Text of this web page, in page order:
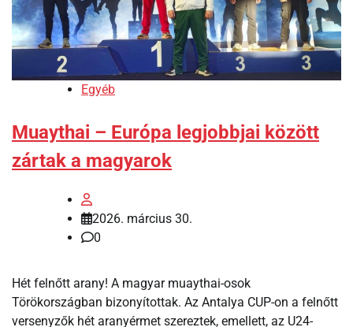
Egyéb
Muaythai – Európa legjobbjai között
zártak a magyarok
2026. március 30.
0
Hét felnőtt arany! A magyar muaythai-osok
Törökországban bizonyítottak. Az Antalya CUP-on a felnőtt
versenyzők hét aranyérmet szereztek, emellett, az U24-